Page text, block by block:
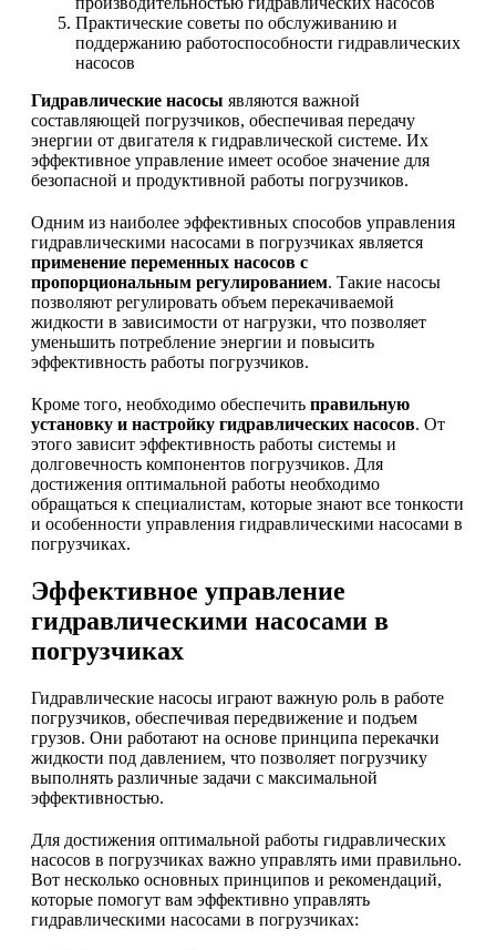
Практические советы по обслуживанию и
поддержанию работоспособности гидравлических
насосов
Гидравлические насосы являются важной
составляющей погрузчиков, обеспечивая передачу
энергии от двигателя к гидравлической системе. Их
эффективное управление имеет особое значение для
безопасной и продуктивной работы погрузчиков.
Одним из наиболее эффективных способов управления
гидравлическими насосами в погрузчиках является
применение переменных насосов с
пропорциональным регулированием. Такие насосы
позволяют регулировать объем перекачиваемой
жидкости в зависимости от нагрузки, что позволяет
уменьшить потребление энергии и повысить
эффективность работы погрузчиков.
Кроме того, необходимо обеспечить правильную
установку и настройку гидравлических насосов. От
этого зависит эффективность работы системы и
долговечность компонентов погрузчиков. Для
достижения оптимальной работы необходимо
обращаться к специалистам, которые знают все тонкости
и особенности управления гидравлическими насосами в
погрузчиках.
Эффективное управление
гидравлическими насосами в
погрузчиках
Гидравлические насосы играют важную роль в работе
погрузчиков, обеспечивая передвижение и подъем
грузов. Они работают на основе принципа перекачки
жидкости под давлением, что позволяет погрузчику
выполнять различные задачи с максимальной
эффективностью.
Для достижения оптимальной работы гидравлических
насосов в погрузчиках важно управлять ими правильно.
Вот несколько основных принципов и рекомендаций,
которые помогут вам эффективно управлять
гидравлическими насосами в погрузчиках: